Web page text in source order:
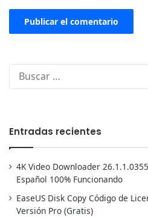
Entradas recientes
4K Video Downloader
Español 100% Funcionando
EaseUS Disk Copy Código de
Versión Pro (Gratis)